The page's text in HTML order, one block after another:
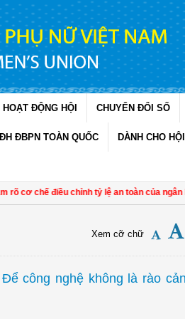
HOẠT ĐỘNG HỘI CHUYỂN ĐỔI SỐ
ĐH ĐBPN TOÀN QUỐC DÀNH CHO
chế điều chỉnh tỷ lệ an toàn của ngân
Xem cỡ chữ
công nghệ không là rào cản